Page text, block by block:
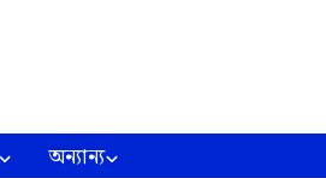
অন্যান্য